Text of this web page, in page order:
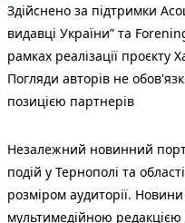
Здійснено за підтримки
видавці України” та
рамках реалізації проєкту
Погляди авторів не
позицією партнерів
Незалежний новинний
подій у Тернополі та
розміром аудиторії.
мультимедійною